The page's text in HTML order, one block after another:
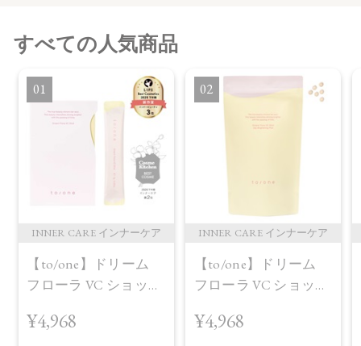
すべての人気商品
1
INNER CARE インナーケア
【to/one】ドリーム
フローラ VC ショット
¥4,968
2
INNER CARE インナーケア
【to/one】ドリーム
フローラ VC ショット
プラス＜限定品＞
¥4,968